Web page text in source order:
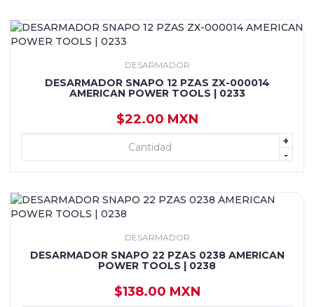
DESARMADOR
DESARMADOR SNAPO 12 PZAS ZX-000014
AMERICAN POWER TOOLS | 0233
$22.00 MXN
+
-
+ AGREGAR
DESARMADOR
DESARMADOR SNAPO 22 PZAS 0238 AMERICAN
POWER TOOLS | 0238
$138.00 MXN